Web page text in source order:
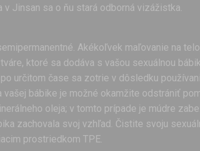
v Jinsan sa o ňu stará odborná vizážistka.
Akékoľvek maľovanie na
ktoré sa dodáva s vašou sexuálnou
určitom čase sa zotrie v dôsledku
vašej bábike je možné okamžite odstrániť
oleja; v tomto prípade je múdre
zachovala svoj vzhľad. Čistite svoju
prostriedkom TPE.